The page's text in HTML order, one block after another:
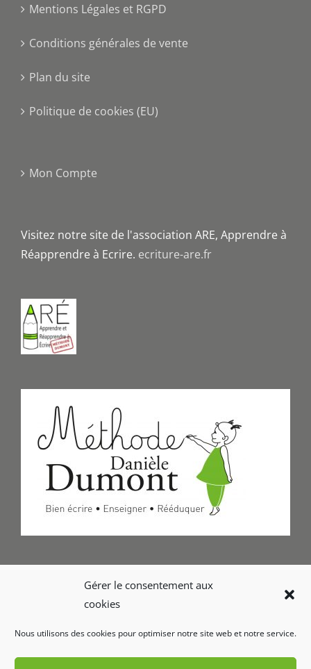
Gérer le consentement aux
cookies
Nous utilisons des cookies pour optimiser notre site web et notre service.
Mentions Légales et RGPD
Conditions générales de vente
Plan du site
Politique de cookies (EU)
Mon Compte
Visitez notre site de l'association ARE, Apprendre à
Réapprendre à Ecrire. ecriture-are.fr
Formulaire de Contact